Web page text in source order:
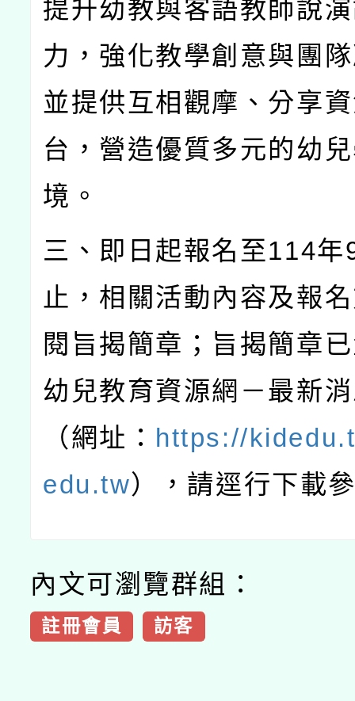
提升幼教與客語教師說
力，強化教學創意與團
並提供互相觀摩、分享
台，營造優質多元的幼
境。
三、即日起報名至114年
止，相關活動內容及報
閱旨揭簡章；旨揭簡章
幼兒教育資源網－最新
（網址： https://
edu.tw），請逕行下載
內文可瀏覽群組：
註冊會員 訪客